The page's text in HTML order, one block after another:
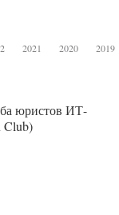
2021 2020 2019
юристов ИТ-
Club)